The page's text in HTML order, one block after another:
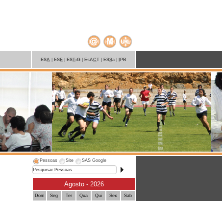
ESA ES E ESTiG EsACT ESSa PB
Pessoas Site SAS Google
Agosto - 2026
Dom Seg Ter Qua Qui Sex Sab